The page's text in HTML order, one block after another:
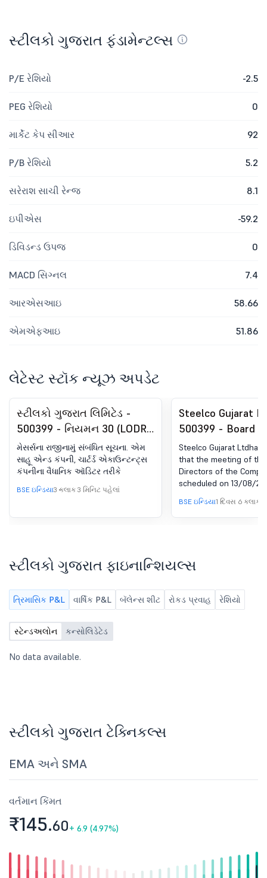
સ્ટીલકો ગુજરાત ફંડામેન્ટલ્સ
P/E રેશિયો -2.5
PEG રેશિયો 0
માર્કેટ કેપ સીઆર 92
P/B રેશિયો 5.2
સરેરાશ સાચી રેન્જ 8.1
ઇપીએસ -59.2
ડિવિડન્ડ ઉપજ 0
MACD સિગ્નલ 7.4
આરએસઆઇ 58.66
એમએફઆઇ 51.86
લેટેસ્ટ સ્ટૉક ન્યૂઝ અપડેટ
સ્ટીલકો ગુજરાત લિમિટેડ -
500399 - નિયમન 30 (LODR)
હેઠળ જાહેરાત - વૈધાનિક
ઑડિટરનો રાજીનામું
મેસર્સના રાજીનામું સંબંધિત સૂચના. એમ
સાહૂ એન્ડ કંપની, ચાર્ટર્ડ એકાઉન્ટન્ટ્સ
કંપનીના વૈધાનિક ઑડિટર તરીકે
BSE ઇન્ડિયા3 કલાક 3 મિનિટ પહેલાં
Steelco Gujarat
500399 - Board
Intimation for
And Approval Of
Financial Results
First Quarter
June, 2026
Regulation 33
Steelco Gujarat Ltdhas
that the meeting of
Directors of the
scheduled on 13/08/
to consider and
Financial Results for
ended 30th June,
BSE ઇન્ડિયા1 દિવસ 6 કલાક
સ્ટીલકો ગુજરાત ફાઇનાન્શિયલ્સ
ત્રિમાસિક P&L વાર્ષિક P&L બૅલેન્સ શીટ રોકડ પ્રવાહ રેશિયો
સ્ટેન્ડઅલોન કન્સોલિડેટેડ
No data available.
સ્ટીલકો ગુજરાત ટેક્નિકલ્સ
EMA અને SMA
વર્તમાન કિંમત
₹145.60+ 6.9 (4.97%)